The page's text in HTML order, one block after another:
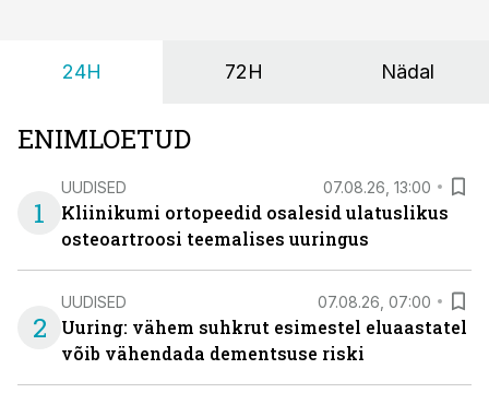
24H 72H Nädal
ENIMLOETUD
1
UUDISED 07.08.26, 13:00
Kliinikumi ortopeedid osalesid ulatuslikus
osteoartroosi teemalises uuringus
2
UUDISED 07.08.26, 07:00
Uuring: vähem suhkrut esimestel eluaastatel
võib vähendada dementsuse riski